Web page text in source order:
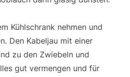
Kühlschrank nehmen und
Den Kabeljau mit einer
zu den Zwiebeln und
gut vermengen und für